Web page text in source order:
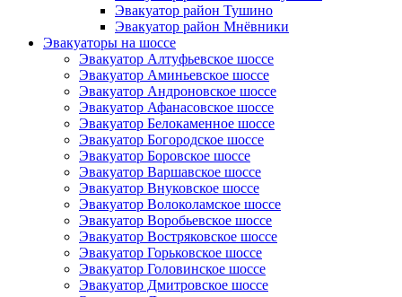
Эвакуатор район Тушино
Эвакуатор район Мнёвники
Эвакуаторы на шоссе
Эвакуатор Алтуфьевское шоссе
Эвакуатор Аминьевское шоссе
Эвакуатор Андроновское шоссе
Эвакуатор Афанасовское шоссе
Эвакуатор Белокаменное шоссе
Эвакуатор Богородское шоссе
Эвакуатор Боровское шоссе
Эвакуатор Варшавское шоссе
Эвакуатор Внуковское шоссе
Эвакуатор Волоколамское шоссе
Эвакуатор Воробьевское шоссе
Эвакуатор Востряковское шоссе
Эвакуатор Горьковское шоссе
Эвакуатор Головинское шоссе
Эвакуатор Дмитровское шоссе